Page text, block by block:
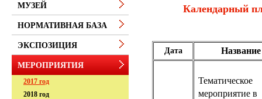
Календарный
Дата Название
Тематическое
мероприятие в
МУЗЕЙ
НОРМАТИВНАЯ БАЗА
ЭКСПОЗИЦИЯ
МЕРОПРИЯТИЯ
2017 год
2018 год